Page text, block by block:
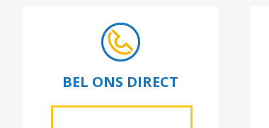
BEL ONS DIRECT